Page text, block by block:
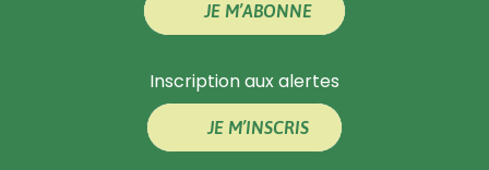
JE M’ABONNE
Inscription aux alertes
JE M’INSCRIS